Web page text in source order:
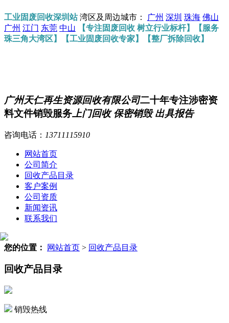
工业固废回收深圳站湾区及周边城市： 广州 深圳 珠海 佛山
广州 江门 东莞 中山
【专注固废回收 树立行业标杆】【服务
珠三角大湾区】【工业固废回收专家】【整厂拆除回收】
广州天仁再生资源回收有限公司二十年专注涉密资
料文件销毁服务 上门回收 保密销毁 出具报告
咨询电话： 13711115910
网站首页
公司简介
回收产品目录
客户案例
公司资质
新闻资讯
联系我们
您的位置： 网站首页 > 回收产品目录
回收产品目录
销毁热线